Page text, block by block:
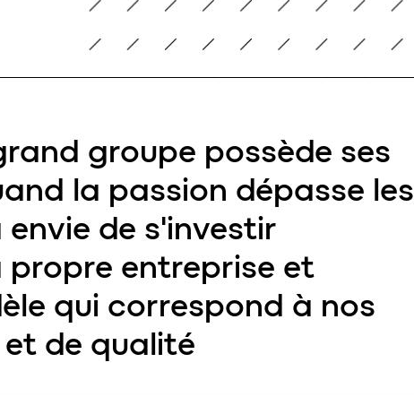
groupe possède ses
la passion dépasse les
de s'investir
entreprise et
qui correspond à nos
de qualité